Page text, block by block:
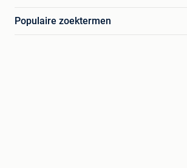
Populaire zoektermen